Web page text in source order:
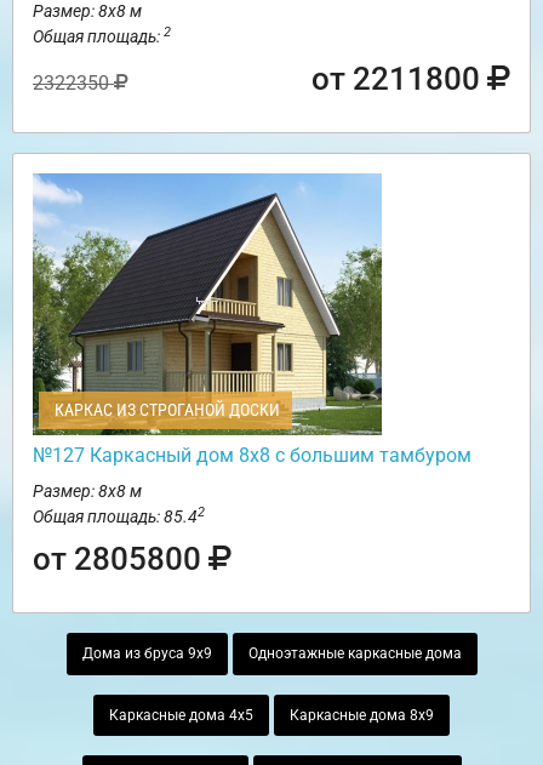
Размер: 8х8 м
Общая площадь: 2
2322350 от 2211800
КАРКАС ИЗ СТРОГАНОЙ ДОСКИ
№127 Каркасный дом 8х8 с большим тамбуром
Размер: 8х8 м
Общая площадь: 85.42
от 2805800
Дома из бруса 9х9 Одноэтажные каркасные дома
Каркасные дома 4х5 Каркасные дома 8х9